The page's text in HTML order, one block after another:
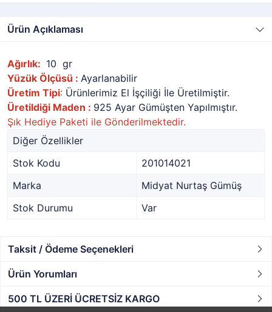
Ürün Açıklaması
Ağırlık: 10 gr
Yüzük Ölçüsü : Ayarlanabilir
Üretim Tipi: Ürünlerimiz El İşçiliği İle Üretilmiştir.
Üretildiği Maden : 925 Ayar Gümüşten Yapılmıştır.
Şık Hediye Paketi ile Gönderilmektedir.
Diğer Özellikler
Stok Kodu
201014021
Marka
Midyat Nurtaş Gümüş
Stok Durumu
Var
Taksit / Ödeme Seçenekleri
Ürün Yorumları
500 TL ÜZERİ ÜCRETSİZ KARGO